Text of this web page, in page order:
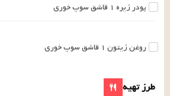
پودر زیره ۱ قاشق سوپ خوری
روغن زیتون ۱ قاشق سوپ خوری
طرز تهیه